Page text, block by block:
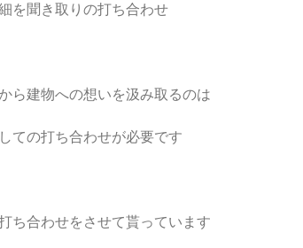
を聞き取りの打ち合わせ
ら建物への想いを汲み取るのは
ての打ち合わせが必要です
ち合わせをさせて貰っています